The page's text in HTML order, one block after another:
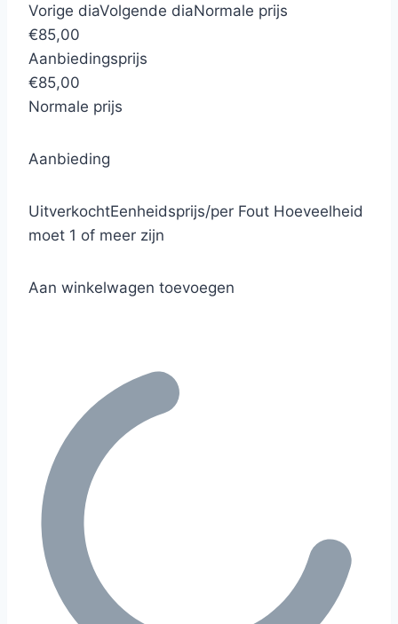
Vorige diaVolgende diaNormale prijs
€85,00
Aanbiedingsprijs
€85,00
Normale prijs
Aanbieding
UitverkochtEenheidsprijs/per Fout Hoeveelheid
moet 1 of meer zijn
Aan winkelwagen toevoegen